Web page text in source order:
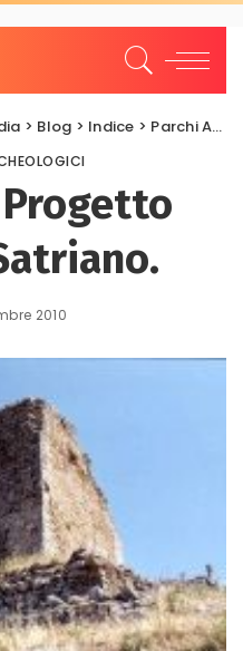
> Blog > Indice > Parchi Archeologici
Progetto
2010